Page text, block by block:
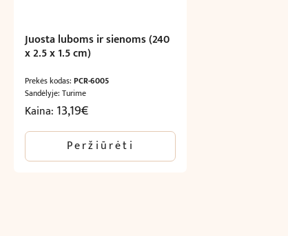
Juosta luboms ir sienoms (240
x 2.5 x 1.5 cm)
Prekės kodas:PCR-6005
Sandėlyje: Turime
Kaina: 13,19€
Peržiūrėti